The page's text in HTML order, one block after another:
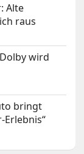
Alte
raus
wird
bringt
Erlebnis“